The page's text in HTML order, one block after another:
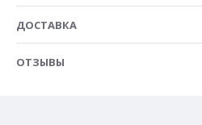
Меры
предосторожности
ДОСТАВКА
ОТЗЫВЫ